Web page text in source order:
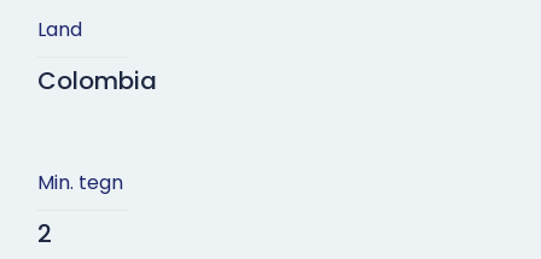
Land
Colombia
Min. tegn
2